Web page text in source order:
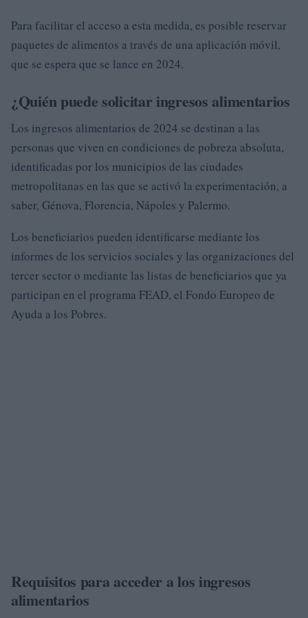
Para facilitar el acceso a esta medida, es posible reservar
paquetes de alimentos a través de una aplicación móvil,
que se espera que se lance en 2024.
¿Quién puede solicitar ingresos alimentarios
Los ingresos alimentarios de 2024 se destinan a las
personas que viven en condiciones de pobreza absoluta,
identificadas por los municipios de las ciudades
metropolitanas en las que se activó la experimentación, a
saber, Génova, Florencia, Nápoles y Palermo.
Los beneficiarios pueden identificarse mediante los
informes de los servicios sociales y las organizaciones del
tercer sector o mediante las listas de beneficiarios que ya
participan en el programa FEAD, el Fondo Europeo de
Ayuda a los Pobres.
Requisitos para acceder a los ingresos
alimentarios